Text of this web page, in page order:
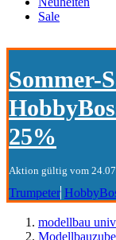
Sale
Sommer-
25%
Aktion gültig vom
Trumpeter
modellbau